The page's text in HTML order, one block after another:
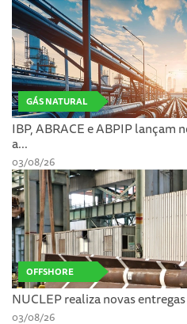
GÁS NATURAL
IBP, ABRACE e ABPIP lançam
a...
03/08/26
OFFSHORE
NUCLEP realiza novas
03/08/26